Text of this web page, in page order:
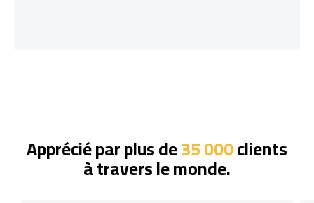
Apprécié par plus de35 000clients
à travers le monde.